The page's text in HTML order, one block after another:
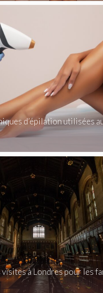
d’épilation utilisées
à Londres pour les